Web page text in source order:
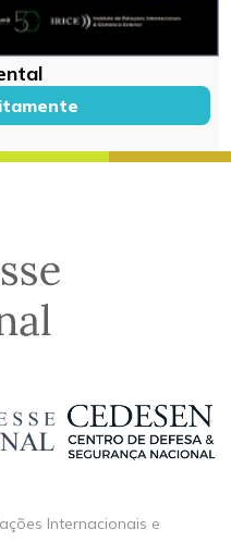
Internacionais e